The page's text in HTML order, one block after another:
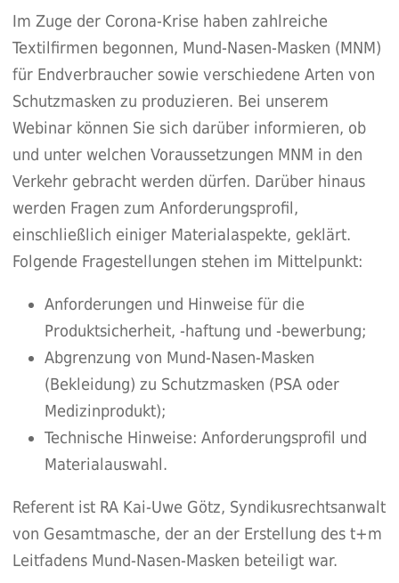
Im Zuge der Corona-Krise haben zahlreiche
Textilfirmen begonnen, Mund-Nasen-Masken (MNM)
für Endverbraucher sowie verschiedene Arten von
Schutzmasken zu produzieren. Bei unserem
Webinar können Sie sich darüber informieren, ob
und unter welchen Voraussetzungen MNM in den
Verkehr gebracht werden dürfen. Darüber hinaus
werden Fragen zum Anforderungsprofil,
einschließlich einiger Materialaspekte, geklärt.
Folgende Fragestellungen stehen im Mittelpunkt:
Anforderungen und Hinweise für die
Produktsicherheit, -haftung und -bewerbung;
Abgrenzung von Mund-Nasen-Masken
(Bekleidung) zu Schutzmasken (PSA oder
Medizinprodukt);
Technische Hinweise: Anforderungsprofil und
Materialauswahl.
Referent ist RA Kai-Uwe Götz, Syndikusrechtsanwalt
von Gesamtmasche, der an der Erstellung des t+m
Leitfadens Mund-Nasen-Masken beteiligt war.